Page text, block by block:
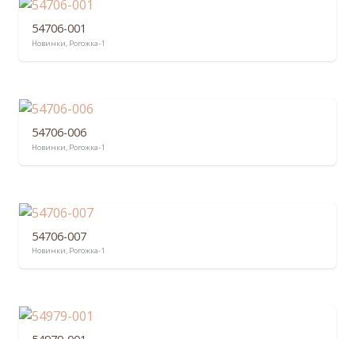
54706-001
Новинки, Рогожка-1
54706-006
Новинки Рогожка-1
54706-007
Новинки, Рогожка-1